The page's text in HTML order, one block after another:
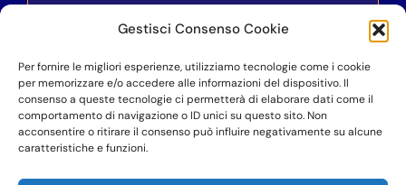
Gestisci Consenso Cookie
Per fornire le migliori esperienze, utilizziamo tecnologie come i cookie
per memorizzare e/o accedere alle informazioni del dispositivo. Il
consenso a queste tecnologie ci permetterà di elaborare dati come il
comportamento di navigazione o ID unici su questo sito. Non
acconsentire o ritirare il consenso può influire negativamente su alcune
caratteristiche e funzioni.
illecita e sarà sanzionata civilmente e
penalmente secondo le normative vigenti
nell’ordinamento italiano ed internazionale.
©COPYRIGHT 2023-2024